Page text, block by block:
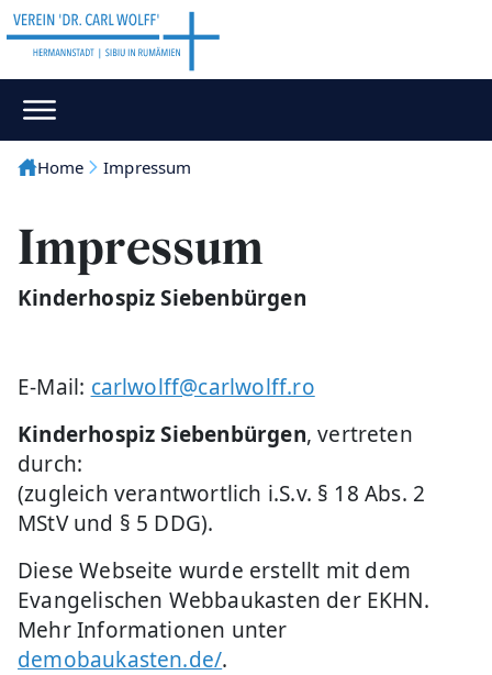
Home Impressum
Impressum
Kinderhospiz Siebenbürgen
E-Mail: carlwolff@carlwolff.ro
Kinderhospiz Siebenbürgen, vertreten
durch:
(zugleich verantwortlich i.S.v. § 18 Abs. 2
MStV und § 5 DDG).
Diese Webseite wurde erstellt mit dem
Evangelischen Webbaukasten der EKHN.
Mehr Informationen unter
demobaukasten.de/.